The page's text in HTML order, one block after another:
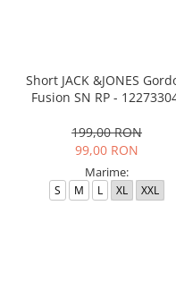
Short JACK &JONES
Fusion SN RP -
199,00 RON
99,00 RON
Marime:
S M L XL XXL